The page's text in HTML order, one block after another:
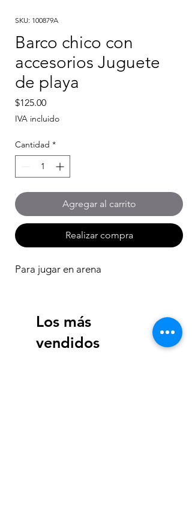
SKU: 100879A
Barco chico con
accesorios Juguete
de playa
$125.00Precio
IVA incluido
Cantidad *
Agregar al carrito
Realizar compra
Para jugar en arena
Los más
vendidos